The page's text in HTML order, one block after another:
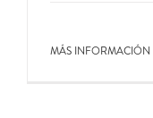
MÁS INFORMACIÓN